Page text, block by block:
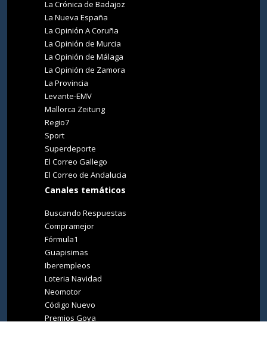
La Crónica de Badajoz
La Nueva España
La Opinión A Coruña
La Opinión de Murcia
La Opinión de Málaga
La Opinión de Zamora
La Provincia
Levante-EMV
Mallorca Zeitung
Regio7
Sport
Superdeporte
El Correo Gallego
El Correo de Andalucia
Canales temáticos
Buscando Respuestas
Compramejor
Fórmula1
Guapisimas
Iberempleos
Loteria Navidad
Neomotor
Código Nuevo
Premios Goya